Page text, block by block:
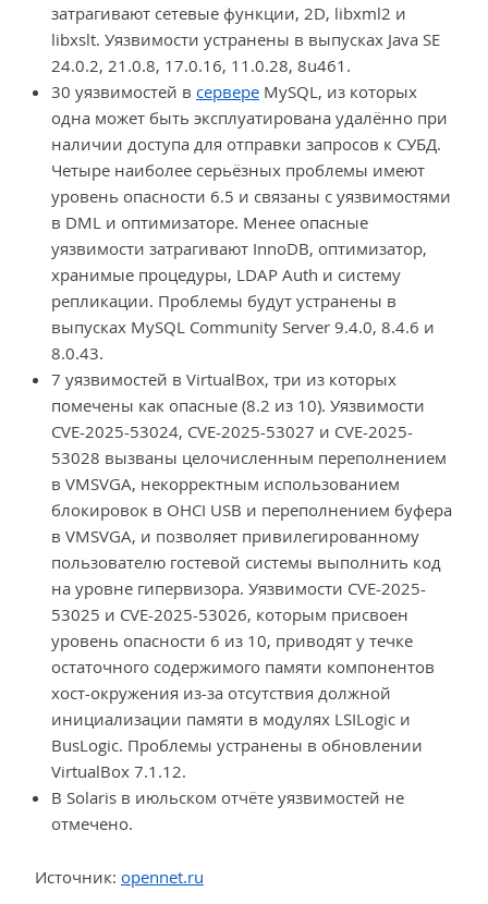
затрагивают сетевые функции, 2D, libxml2 и
libxslt. Уязвимости устранены в выпусках Java SE
24.0.2, 21.0.8, 17.0.16, 11.0.28, 8u461.
30 уязвимостей в сервере MySQL, из которых
одна может быть эксплуатирована удалённо при
наличии доступа для отправки запросов к СУБД.
Четыре наиболее серьёзных проблемы имеют
уровень опасности 6.5 и связаны с уязвимостями
в DML и оптимизаторе. Менее опасные
уязвимости затрагивают InnoDB, оптимизатор,
хранимые процедуры, LDAP Auth и систему
репликации. Проблемы будут устранены в
выпусках MySQL Community Server 9.4.0, 8.4.6 и
8.0.43.
7 уязвимостей в VirtualBox, три из которых
помечены как опасные (8.2 из 10). Уязвимости
CVE-2025-53024, CVE-2025-53027 и CVE-2025-
53028 вызваны целочисленным переполнением
в VMSVGA, некорректным использованием
блокировок в OHCI USB и переполнением буфера
в VMSVGA, и позволяет привилегированному
пользователю гостевой системы выполнить код
на уровне гипервизора. Уязвимости CVE-2025-
53025 и CVE-2025-53026, которым присвоен
уровень опасности 6 из 10, приводят у течке
остаточного содержимого памяти компонентов
хост-окружения из-за отсутствия должной
инициализации памяти в модулях LSILogic и
BusLogic. Проблемы устранены в обновлении
VirtualBox 7.1.12.
В Solaris в июльском отчёте уязвимостей не
отмечено.
Источник: opennet.ru